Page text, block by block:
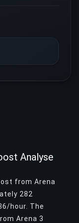
Analyse
from Arena
282
hour. The
Arena 3